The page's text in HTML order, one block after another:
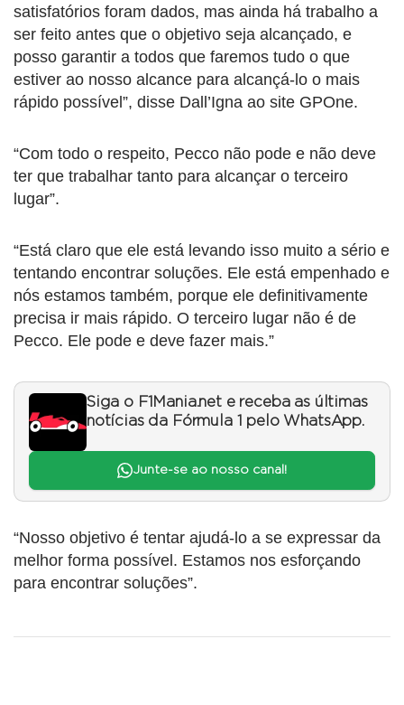
satisfatórios foram dados, mas ainda há trabalho a
ser feito antes que o objetivo seja alcançado, e
posso garantir a todos que faremos tudo o que
estiver ao nosso alcance para alcançá-lo o mais
rápido possível”, disse Dall’Igna ao site GPOne.
“Com todo o respeito, Pecco não pode e não deve
ter que trabalhar tanto para alcançar o terceiro
lugar”.
“Está claro que ele está levando isso muito a sério e
tentando encontrar soluções. Ele está empenhado e
nós estamos também, porque ele definitivamente
precisa ir mais rápido. O terceiro lugar não é de
Pecco. Ele pode e deve fazer mais.”
Siga o F1Mania.net e receba as últimas
notícias da Fórmula 1 pelo WhatsApp.
Junte-se ao nosso canal!
“Nosso objetivo é tentar ajudá-lo a se expressar da
melhor forma possível. Estamos nos esforçando
para encontrar soluções”.